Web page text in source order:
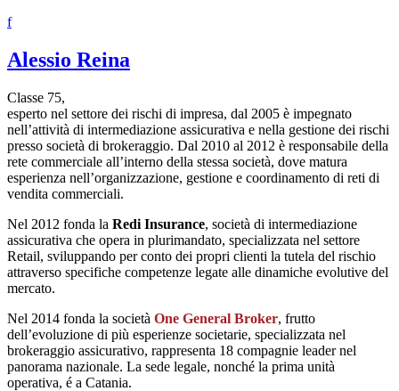
f
Alessio Reina
Classe 75,
esperto nel settore dei rischi di impresa, dal 2005 è impegnato
nell’attività di intermediazione assicurativa e nella gestione dei rischi
presso società di brokeraggio. Dal 2010 al 2012 è responsabile della
rete commerciale all’interno della stessa società, dove matura
esperienza nell’organizzazione, gestione e coordinamento di reti di
vendita commerciali.
Nel 2012 fonda la Redi Insurance, società di intermediazione
assicurativa che opera in plurimandato, specializzata nel settore
Retail, sviluppando per conto dei propri clienti la tutela del rischio
attraverso specifiche competenze legate alle dinamiche evolutive del
mercato.
Nel 2014 fonda la società One General Broker, frutto
dell’evoluzione di più esperienze societarie, specializzata nel
brokeraggio assicurativo, rappresenta 18 compagnie leader nel
panorama nazionale. La sede legale, nonché la prima unità
operativa, é a Catania.